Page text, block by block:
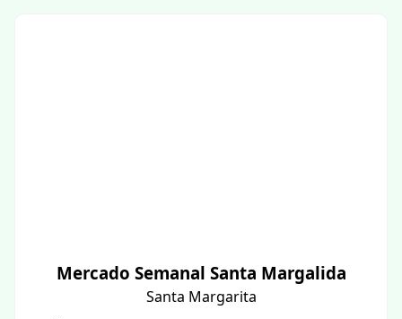
Mercado Semanal Santa Margalida
Santa Margarita